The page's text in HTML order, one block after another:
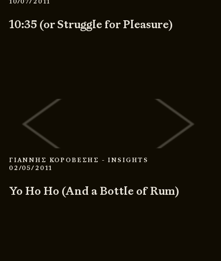
10:35 (or Struggle for Pleasure)
ΓΙΑΝΝΗΣ ΚΟΡΟΒΕΣΗΣ - INSIGHTS
02/05/2011
Yo Ho Ho (And a Bottle of Rum)